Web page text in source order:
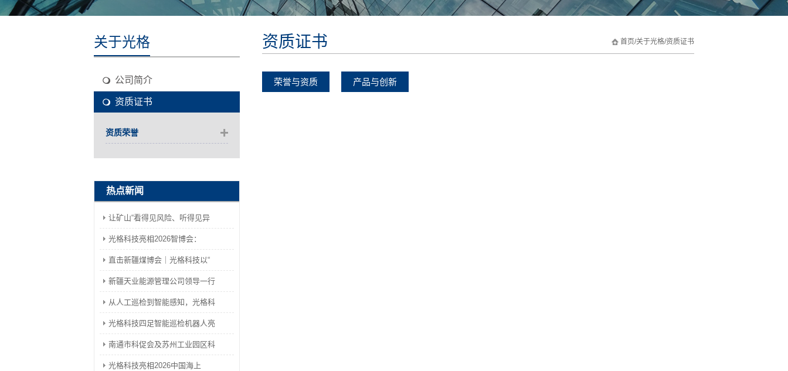
关于光格
公司简介
资质证书
资质荣誉
热点新闻
让矿山“看得见风险、听得见异
光格科技亮相2026智博会：
直击新疆煤博会｜光格科技以“
新疆天业能源管理公司领导一行
从人工巡检到智能感知，光格科
光格科技四足智能巡检机器人亮
南通市科促会及苏州工业园区科
光格科技亮相2026中国海上
首页/关于光格/资质证书
资质证书
荣誉与资质 产品与创新